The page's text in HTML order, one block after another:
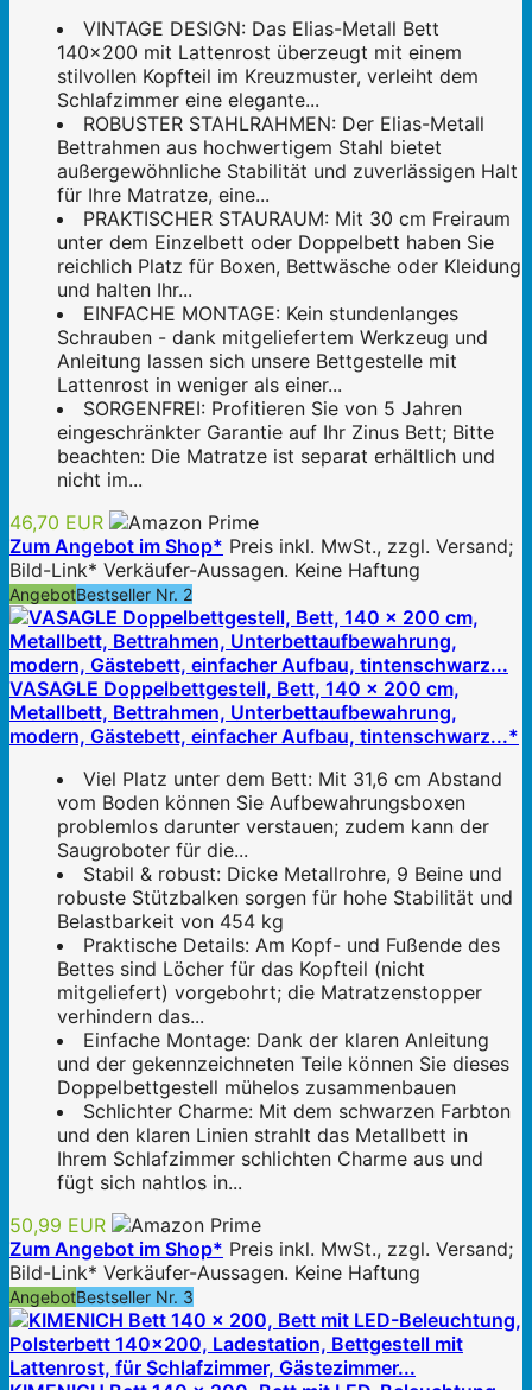
VINTAGE DESIGN: Das Elias-Metall Bett
140x200 mit Lattenrost überzeugt mit einem
stilvollen Kopfteil im Kreuzmuster, verleiht dem
Schlafzimmer eine elegante...
ROBUSTER STAHLRAHMEN: Der Elias-Metall
Bettrahmen aus hochwertigem Stahl bietet
außergewöhnliche Stabilität und zuverlässigen Halt
für Ihre Matratze, eine...
PRAKTISCHER STAURAUM: Mit 30 cm Freiraum
unter dem Einzelbett oder Doppelbett haben Sie
reichlich Platz für Boxen, Bettwäsche oder Kleidung
und halten Ihr...
EINFACHE MONTAGE: Kein stundenlanges
Schrauben - dank mitgeliefertem Werkzeug und
Anleitung lassen sich unsere Bettgestelle mit
Lattenrost in weniger als einer...
SORGENFREI: Profitieren Sie von 5 Jahren
eingeschränkter Garantie auf Ihr Zinus Bett; Bitte
beachten: Die Matratze ist separat erhältlich und
nicht im...
46,70 EUR
Zum Angebot im Shop* Preis inkl. MwSt., zzgl. Versand;
Bild-Link* Verkäufer-Aussagen. Keine Haftung
AngebotBestseller Nr. 2
VASAGLE Doppelbettgestell, Bett, 140 x 200 cm,
Metallbett, Bettrahmen, Unterbettaufbewahrung,
modern, Gästebett, einfacher Aufbau, tintenschwarz...*
Viel Platz unter dem Bett: Mit 31,6 cm Abstand
vom Boden können Sie Aufbewahrungsboxen
problemlos darunter verstauen; zudem kann der
Saugroboter für die...
Stabil & robust: Dicke Metallrohre, 9 Beine und
robuste Stützbalken sorgen für hohe Stabilität und
Belastbarkeit von 454 kg
Praktische Details: Am Kopf- und Fußende des
Bettes sind Löcher für das Kopfteil (nicht
mitgeliefert) vorgebohrt; die Matratzenstopper
verhindern das...
Einfache Montage: Dank der klaren Anleitung
und der gekennzeichneten Teile können Sie dieses
Doppelbettgestell mühelos zusammenbauen
Schlichter Charme: Mit dem schwarzen Farbton
und den klaren Linien strahlt das Metallbett in
Ihrem Schlafzimmer schlichten Charme aus und
fügt sich nahtlos in...
50,99 EUR
Zum Angebot im Shop* Preis inkl. MwSt., zzgl. Versand;
Bild-Link* Verkäufer-Aussagen. Keine Haftung
AngebotBestseller Nr. 3